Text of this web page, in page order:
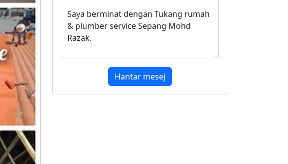
Hantar mesej